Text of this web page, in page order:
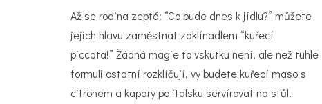
Až se rodina zeptá: “Co bude dnes k jídlu?” můžete
jejich hlavu zaměstnat zaklínadlem “kuřecí
piccata!” Žádná magie to vskutku není, ale než tuhle
formuli ostatní rozklíčují, vy budete kuřecí maso s
citronem a kapary po italsku servírovat na stůl.⁠